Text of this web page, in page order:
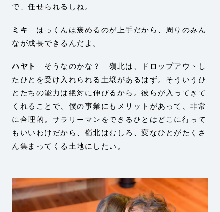
で、任せられるしね。
ミキ
はっくんは褒めるのが上手だから、周りのみん
なが成長できるんだよ。
ハヤト
そうなのかな？ 嶺北は、ドロップアウトし
たひとを受け入れられる土壌があるはず。そういうひ
とたちの能力は絶対に伸びるから。彼らが入ってきて
くれることで、僕の事業にもメリットがあって、非常
に合理的。サラリーマンをできるひとはどこに行って
もいいわけだから、嶺北はむしろ、変なひとがたくさ
ん集まってくる土地にしたい。